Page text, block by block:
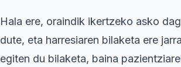
Hala ere, oraindik ikertzeko asko
dute, eta harresiaren bilaketa ere
egiten du bilaketa, baina